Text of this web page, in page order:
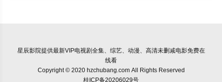
星辰影院提供最新VIP电视剧全集、综艺、动漫、高清未删减电影免费在
线看
Copyright © 2020 hzchubang.com All Rights Reserved
桂ICP备20206029号